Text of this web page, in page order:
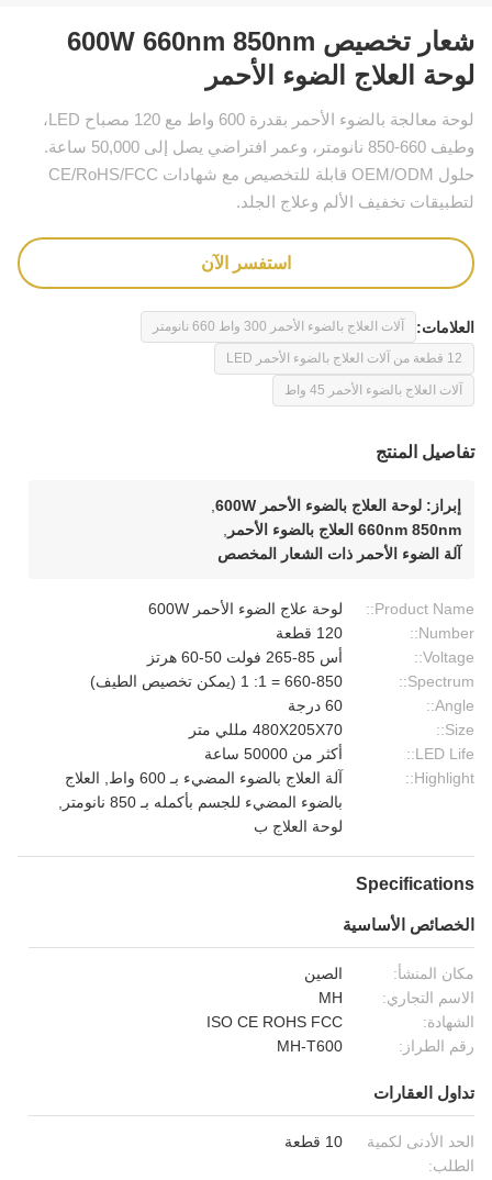
شعار تخصيص 600W 660nm 850nm
لوحة العلاج الضوء الأحمر
لوحة معالجة بالضوء الأحمر بقدرة 600 واط مع 120 مصباح LED،
وطيف 660-850 نانومتر، وعمر افتراضي يصل إلى 50,000 ساعة.
حلول OEM/ODM قابلة للتخصيص مع شهادات CE/RoHS/FCC
لتطبيقات تخفيف الألم وعلاج الجلد.
استفسر الآن
العلامات: آلات العلاج بالضوء الأحمر 300 واط 660 نانومتر
12 قطعة من آلات العلاج بالضوء الأحمر LED
آلات العلاج بالضوء الأحمر 45 واط
تفاصيل المنتج
إبراز: لوحة العلاج بالضوء الأحمر 600W
660nm 850nm العلاج بالضوء الأحمر
آلة الضوء الأحمر ذات الشعار المخصص
Product Name::
لوحة علاج الضوء الأحمر 600W
Number::
120 قطعة
Voltage::
أس 85-265 فولت 50-60 هرتز
Spectrum::
660-850 = 1: 1 (يمكن تخصيص الطيف)
Angle::
60 درجة
Size::
480X205X70 مللي متر
LED Life::
أكثر من 50000 ساعة
Highlight::
آلة العلاج بالضوء المضيء بـ 600 واط, العلاج
بالضوء المضيء للجسم بأكمله بـ 850 نانومتر,
لوحة العلاج ب
Specifications
الخصائص الأساسية
مكان المنشأ:
الصين
الاسم التجاري:
MH
الشهادة:
ISO CE ROHS FCC
رقم الطراز:
MH-T600
تداول العقارات
الحد الأدنى لكمية
الطلب:
10 قطعة